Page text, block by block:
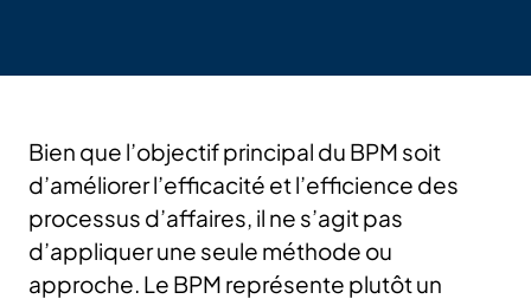
Bien que l’objectif principal du BPM soit
d’améliorer l’efficacité et l’efficience des
processus d’affaires, il ne s’agit pas
d’appliquer une seule méthode ou
approche. Le BPM représente plutôt un